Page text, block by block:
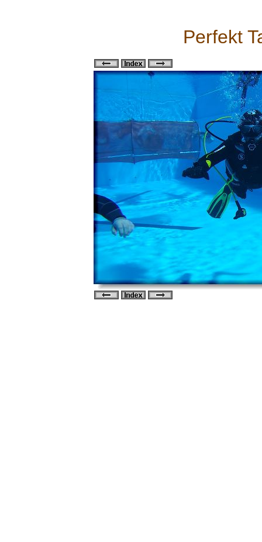
Perfekt